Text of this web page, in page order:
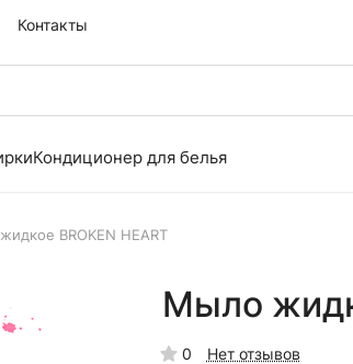
Контакты
Кондиционер для белья
BROKEN HEART
Мыло
0 Нет отзывов